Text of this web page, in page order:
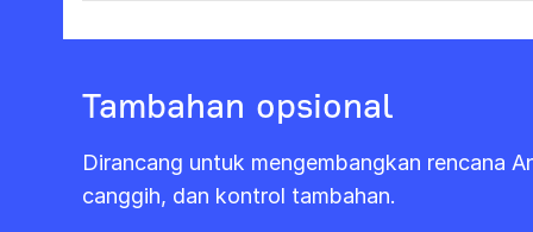
Tambahan opsional
Dirancang untuk mengembangkan rencana
canggih, dan kontrol tambahan.